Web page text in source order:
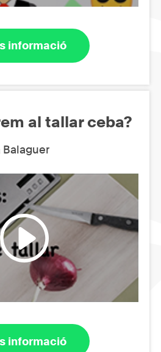
informació
al tallar ceba?
Balaguer
informació